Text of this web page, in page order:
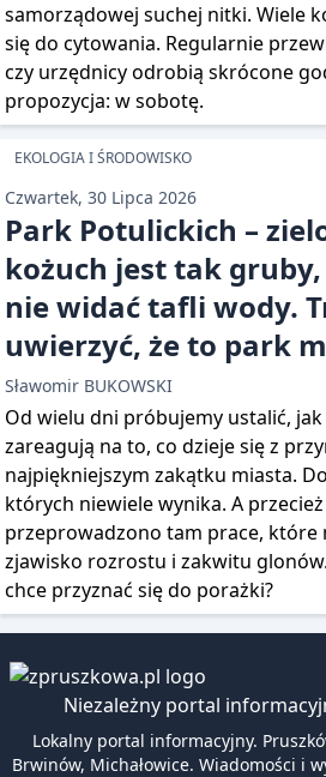
samorządowej suchej nitki. Wiele
się do cytowania. Regularnie
czy urzędnicy odrobią skrócone
propozycja: w sobotę.
EKOLOGIA I ŚRODOWISKO
Czwartek, 30 Lipca 2026
Park Potulickich –
kożuch jest tak
nie widać tafli wody.
uwierzyć, że to park
Sławomir BUKOWSKI
Od wielu dni próbujemy ustalić, jak
zareagują na to, co dzieje się z
najpiękniejszym zakątku miasta.
których niewiele wynika. A
przeprowadzono tam prace, które
zjawisko rozrostu i zakwitu
chce przyznać się do porażki?
Niezależny portal
Lokalny portal informacyjny.
Brwinów, Michałowice. Wiadomości i